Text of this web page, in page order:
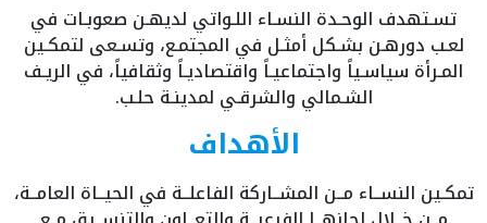
تسـتهدف الوحـدة النسـاء اللـواتي لديهـن صعوبـات في
لعـب دورهـن بشـكل أمثـل في المجتمـع، وتسـعى لتمكـين
المـرأة سياسـياً واجتماعيـاً واقتصاديـاً وثقافياً، في الريـف
الشـمالي والشرقـي لمدينـة حلـب.
الأهداف
تمكـين النســاء مــن المشــاركة الفاعلــة في الحيــاة العامــة،